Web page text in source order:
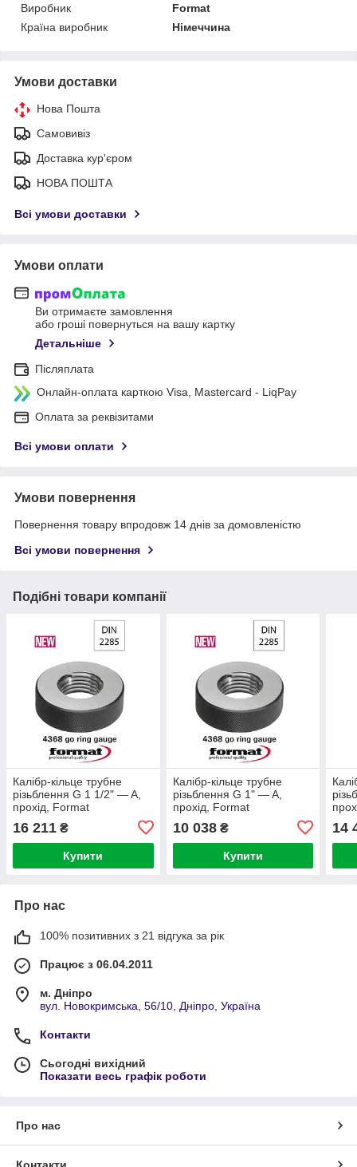
Виробник
Format
Країна виробник
Німеччина
Умови доставки
Нова Пошта
Самовивіз
Доставка кур'єром
НОВА ПОШТА
Всі умови доставки
Умови оплати
Ви отримаєте замовлення
або гроші повернуться на вашу картку
Детальніше
Післяплата
Онлайн-оплата карткою Visa, Mastercard - LiqPay
Оплата за реквізитами
Всі умови оплати
Умови повернення
Повернення товару впродовж 14 днів за домовленістю
Всі умови повернення
Подібні товари компанії
Калібр-кільце трубне
різьблення G 1 1/2" — A,
прохід, Format
16 211 ₴
Купити
Калібр-кільце трубне
різьблення G 1" — A,
прохід, Format
10 038₴
Купити
14
Про нас
100% позитивних з 21 відгука за рік
Працює з 06.04.2011
м. Дніпро
вул. Новокримська, 56/10, Дніпро, Україна
Контакти
Сьогодні вихідний
Показати весь графік роботи
Про нас
Контакти